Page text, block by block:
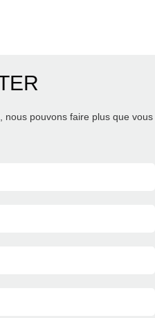
nous pouvons faire plus que vous